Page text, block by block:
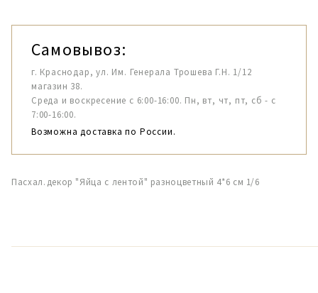
Самовывоз:
г. Краснодар, ул. Им. Генерала Трошева Г.Н. 1/12
магазин 38.
Среда и воскресение с 6:00-16:00. Пн, вт, чт, пт, сб - с
7:00-16:00.
Возможна доставка по России.
Пасхал.декор "Яйца с лентой" разноцветный 4*6 см 1/6